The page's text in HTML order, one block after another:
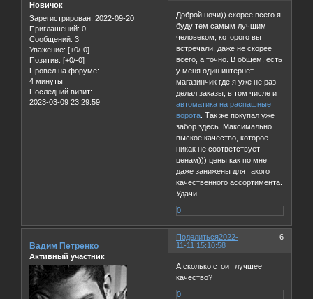
Новичок
Зарегистрирован: 2022-09-20
Приглашений: 0
Сообщений: 3
Уважение: [+0/-0]
Позитив: [+0/-0]
Провел на форуме:
4 минуты
Последний визит:
2023-03-09 23:29:59
Доброй ночи)) скорее всего я
буду тем самым лучшим
человеком, которого вы
встречали, даже не скорее
всего, а точно. В общем, есть
у меня один интернет-
магазинчик где я уже не раз
делал заказы, в том числе и
автоматика на распашные
ворота . Так же покупал уже
забор здесь. Максимально
выское качество, которое
никак не соответствует
ценам))) цены как по мне
даже занижены для такого
качественного ассортимента.
Удачи.
0
Поделиться 6
2022-
11-11 15:10:58
Вадим Петренко
Активный участник
А сколько стоит лучшее
качество?
0